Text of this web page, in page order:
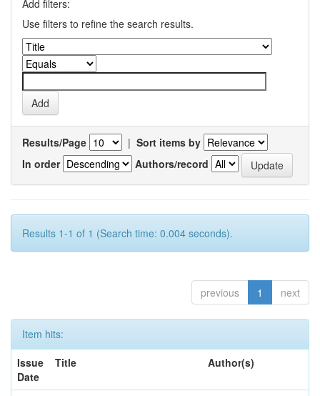
Add filters:
Use filters to refine the search results.
Results/Page | Sort items by
In order
Authors/record
Results 1-1 of 1 (Search time: 0.004 seconds).
previous 1 next
Item hits:
Issue
Date
Title Author(s)